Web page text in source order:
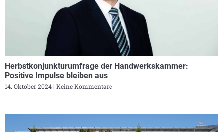
Herbstkonjunkturumfrage der Handwerkskammer:
Positive Impulse bleiben aus
14. Oktober 2024 Keine Kommentare